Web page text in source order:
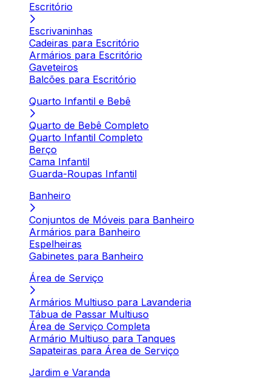
Escritório
Escrivaninhas
Cadeiras para Escritório
Armários para Escritório
Gaveteiros
Balcões para Escritório
Quarto Infantil e Bebê
Quarto de Bebê Completo
Quarto Infantil Completo
Berço
Cama Infantil
Guarda-Roupas Infantil
Banheiro
Conjuntos de Móveis para Banheiro
Armários para Banheiro
Espelheiras
Gabinetes para Banheiro
Área de Serviço
Armários Multiuso para Lavanderia
Tábua de Passar Multiuso
Área de Serviço Completa
Armário Multiuso para Tanques
Sapateiras para Área de Serviço
Jardim e Varanda